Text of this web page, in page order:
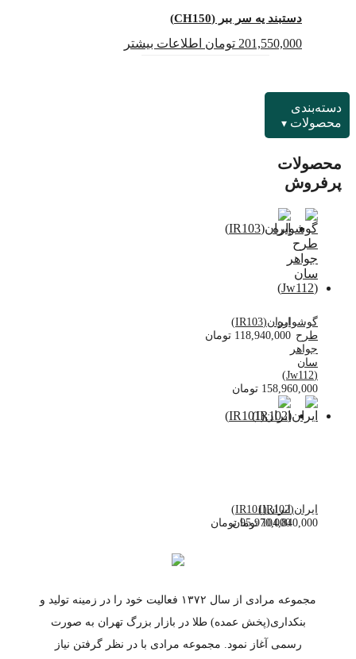
دستبند یه سر ببر (CH150)
201,550,000 تومان اطلاعات بیشتر
دسته‌بندی
محصولات
محصولات
پرفروش
گوشواره
طرح
جواهر
سان
(Jw112)
158,960,000 تومان
ایران(IR103)
118,940,000 تومان
ایران(IR102)
104,840,000 تومان
ایران(IR101)
95,970,000 تومان
مجموعه مرادی از سال ۱۳۷۲ فعالیت خود را در زمینه تولید و
بنکداری(پخش عمده) طلا در بازار بزرگ تهران به صورت
رسمی آغاز نمود. مجموعه مرادی با در نظر گرفتن نیاز